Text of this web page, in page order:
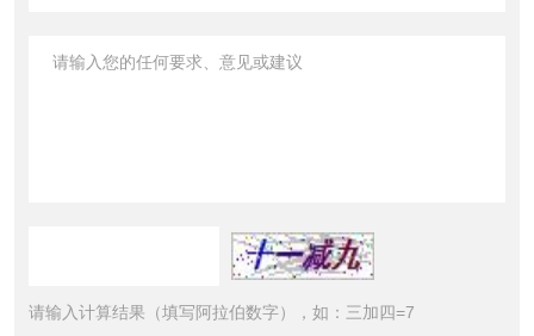
请输入计算结果（填写阿拉伯数字），如：三加四=7